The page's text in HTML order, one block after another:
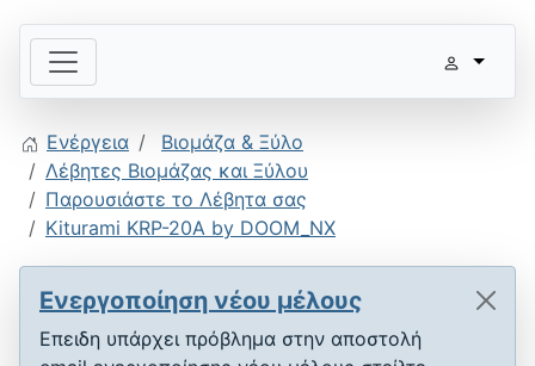
Ενέργεια
Βιομάζα & Ξύλο
Λέβητες Βιομάζας και Ξύλου
Παρουσιάστε το Λέβητα σας
Kiturami KRP-20A by DOOM_NX
Ενεργοποίηση νέου μέλους
Επειδη υπάρχει πρόβλημα στην αποστολή